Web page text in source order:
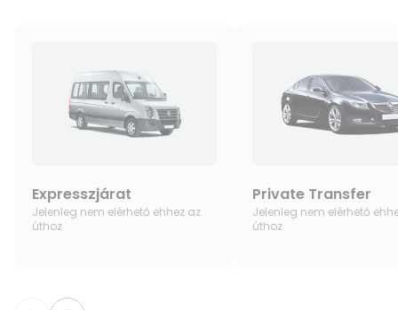
Expresszjárat
Jelenleg nem elérhető ehhez az
úthoz
Private Transfer
Jelenleg nem elérhető
úthoz